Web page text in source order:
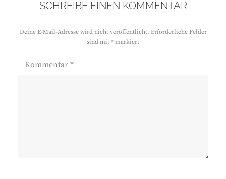
SCHREIBE EINEN KOMMENTAR
Deine E-Mail-Adresse wird nicht veröffentlicht. Erforderliche Felder
sind mit * markiert
Kommentar *